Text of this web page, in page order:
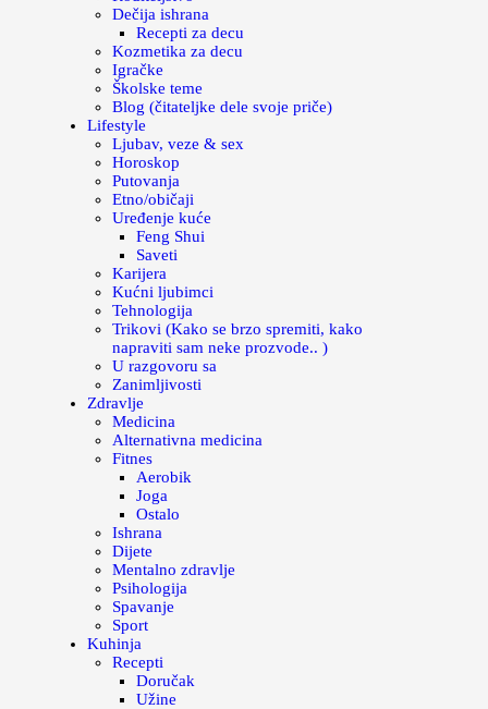
Dečija ishrana
Recepti za decu
Kozmetika za decu
Igračke
Školske teme
Blog (čitateljke dele svoje priče)
Lifestyle
Ljubav, veze & sex
Horoskop
Putovanja
Etno/običaji
Uređenje kuće
Feng Shui
Saveti
Karijera
Kućni ljubimci
Tehnologija
Trikovi (Kako se brzo spremiti, kako
napraviti sam neke prozvode.. )
U razgovoru sa
Zanimljivosti
Zdravlje
Medicina
Alternativna medicina
Fitnes
Aerobik
Joga
Ostalo
Ishrana
Dijete
Mentalno zdravlje
Psihologija
Spavanje
Sport
Kuhinja
Recepti
Doručak
Užine